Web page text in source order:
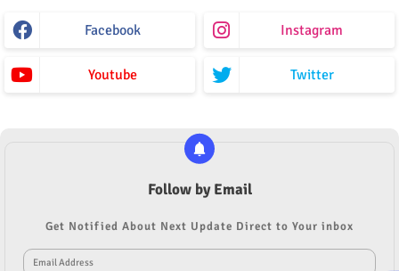
Facebook Instagram
Youtube Twitter
Follow by Email
Get Notified About Next Update Direct to Your inbox